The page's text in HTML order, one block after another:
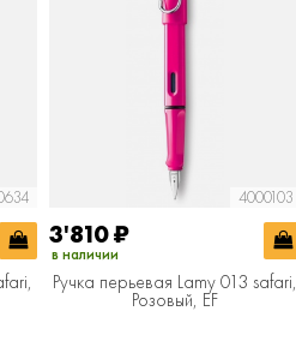
4000103
3'810₽
в наличии
Ручка перьевая Lamy 013 safari,
Розовый, EF